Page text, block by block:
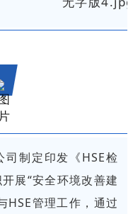
制定印发《HSE检
展“安全环境改善建
HSE管理工作，通过